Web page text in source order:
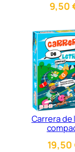
9,50
Carrera de
19,50